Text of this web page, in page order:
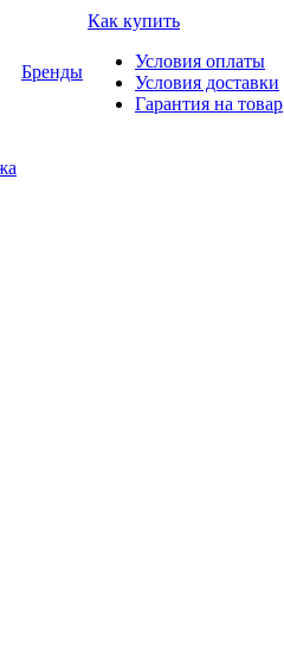
Бренды
Как купить
Условия оплаты
Условия доставки
Гарантия на товар